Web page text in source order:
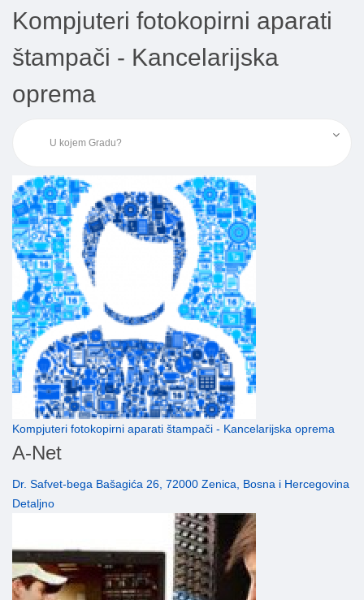
Kompjuteri fotokopirni aparati
štampači - Kancelarijska
oprema
Kompjuteri fotokopirni aparati štampači - Kancelarijska oprema
A-Net
Dr. Safvet-bega Bašagića 26, 72000 Zenica, Bosna i Hercegovina
Detaljno